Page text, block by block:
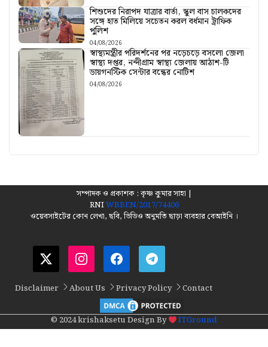
শিশুদের নিরাপদ যাত্রার বার্তা, স্কুল বাস চালকদের
সঙ্গে হাত মিলিয়ে সচেতন করল বর্ধমান ট্রাফিক
পুলিশ
04/08/2026
স্বাস্থ্যমন্ত্রীর পরিদর্শনের পর নড়েচড়ে বসলো জেলা
স্বাস্থ্য দপ্তর, নন্দীগ্রাম স্বাস্থ্য জেলায় আঠাশ-টি
ডায়গনস্টিক সেন্টার বন্ধের নোটিশ
04/08/2026
সম্পাদক ও প্রকাশক : কৃষ্ণ কুমার সাহা |
RNIWBBEN/2017/74406
ওয়েবসাইটের কোন লেখা, ছবি, ভিডিও অনুমতি ছাড়া ব্যবহার বেআইনি ।
Disclaimer About Us Privacy Policy Contact
© 2024 krishaksetu Design By ITGround